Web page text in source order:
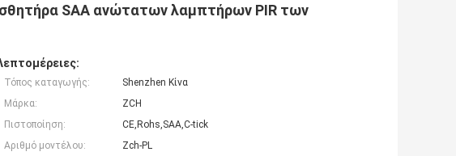
SAA ανώτατων λαμπτήρων PIR των
Τόπος καταγωγής:
Shenzhen Κίνα
Μάρκα:
ZCH
Πιστοποίηση:
CE,Rohs,SAA,C-tick
Αριθμό μοντέλου:
Zch-PL